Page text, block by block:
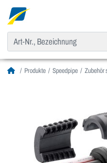
Produkte Speedpipe Zubehör